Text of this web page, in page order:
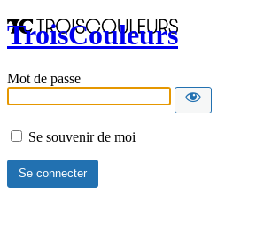
TroisCouleurs
Mot de passe
Se souvenir de moi